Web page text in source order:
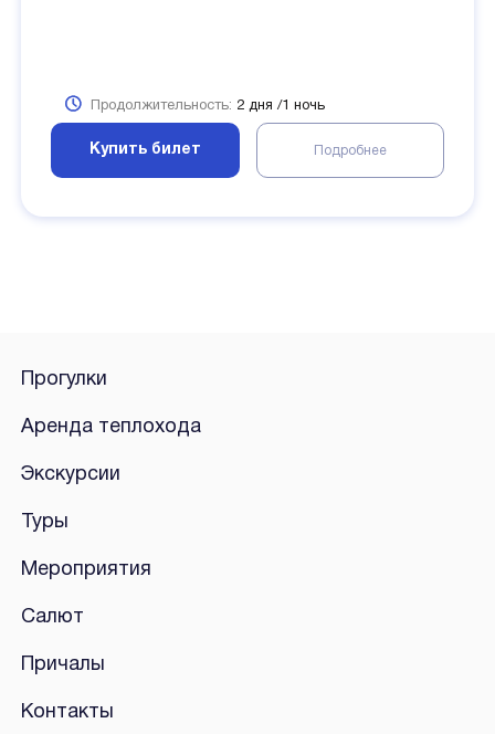
Продолжительность: 2 дня /1 ночь
Купить билет Подробнее
Прогулки
Аренда теплохода
Экскурсии
Туры
Мероприятия
Салют
Причалы
Контакты